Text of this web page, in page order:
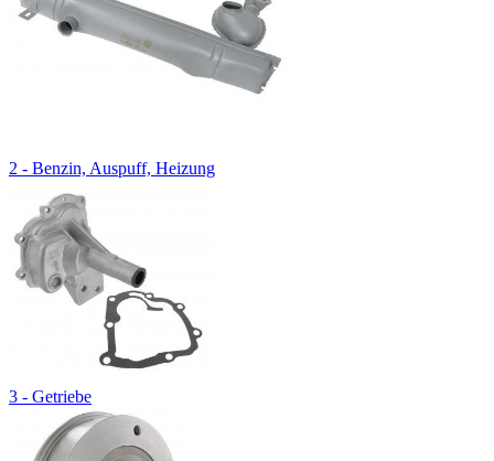
2 - Benzin, Auspuff, Heizung
3 - Getriebe